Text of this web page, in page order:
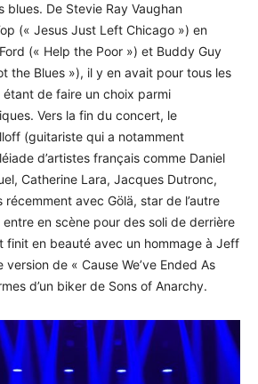
De Stevie Ray Vaughan
(« Jesus Just Left Chicago ») en
(« Help the Poor ») et Buddy Guy
the Blues »), il y en avait pour tous les
de faire un choix parmi
Vers la fin du concert, le
(guitariste qui a notamment
d’artistes français comme Daniel
Catherine Lara, Jacques Dutronc,
récemment avec Gölä, star de l’autre
en scène pour des soli de derrière
finit en beauté avec un hommage à Jeff
de « Cause We’ve Ended As
d’un biker de Sons of Anarchy.